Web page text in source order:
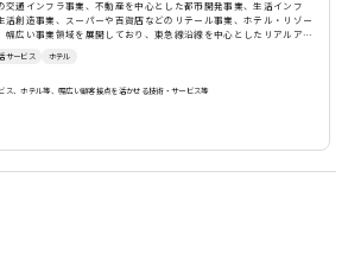
交通インフラ事業、不動産を中心とした都市開発事業、生活インフ
活創造事業、スーパーや百貨店などのリテール事業、ホテル・リゾー
幅広い事業領域を展開しており、東急線沿線を中心としたリアルア
ョンによる事業共創を推進し、既存ビジネスの構造改革を目指す。
サービス ホテル
ス、ホテル等、幅広い顧客接点を活かせる技術・サービス等